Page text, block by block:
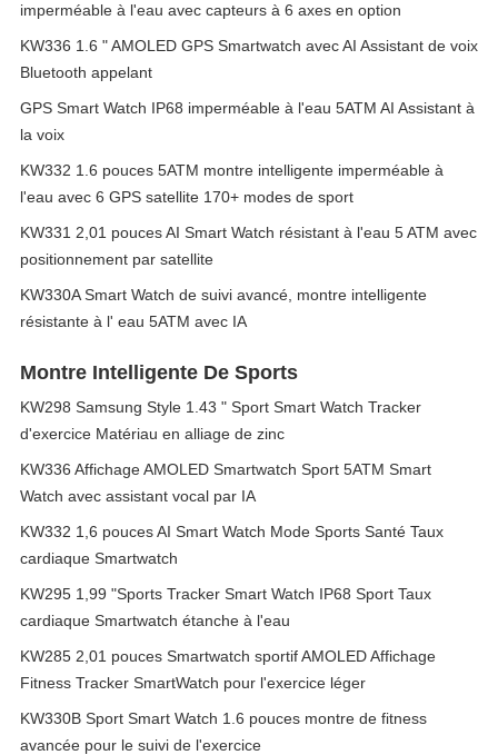
imperméable à l'eau avec capteurs à 6 axes en option
KW336 1.6 " AMOLED GPS Smartwatch avec AI Assistant de voix
Bluetooth appelant
GPS Smart Watch IP68 imperméable à l'eau 5ATM AI Assistant à
la voix
KW332 1.6 pouces 5ATM montre intelligente imperméable à
l'eau avec 6 GPS satellite 170+ modes de sport
KW331 2,01 pouces AI Smart Watch résistant à l'eau 5 ATM avec
positionnement par satellite
KW330A Smart Watch de suivi avancé, montre intelligente
résistante à l' eau 5ATM avec IA
Montre Intelligente De Sports
KW298 Samsung Style 1.43 " Sport Smart Watch Tracker
d'exercice Matériau en alliage de zinc
KW336 Affichage AMOLED Smartwatch Sport 5ATM Smart
Watch avec assistant vocal par IA
KW332 1,6 pouces AI Smart Watch Mode Sports Santé Taux
cardiaque Smartwatch
KW295 1,99 "Sports Tracker Smart Watch IP68 Sport Taux
cardiaque Smartwatch étanche à l'eau
KW285 2,01 pouces Smartwatch sportif AMOLED Affichage
Fitness Tracker SmartWatch pour l'exercice léger
KW330B Sport Smart Watch 1.6 pouces montre de fitness
avancée pour le suivi de l'exercice